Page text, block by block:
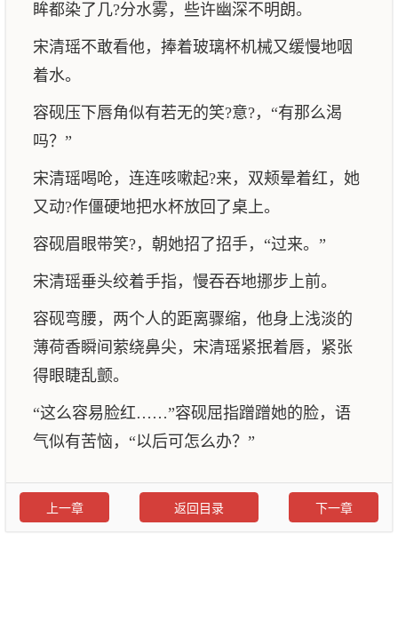
眸都染了几?分水雾，些许幽深不明朗。
宋清瑶不敢看他，捧着玻璃杯机械又缓慢地咽
着水。
容砚压下唇角似有若无的笑?意?，“有那么渴
吗？”
宋清瑶喝呛，连连咳嗽起?来，双颊晕着红，她
又动?作僵硬地把水杯放回了桌上。
容砚眉眼带笑?，朝她招了招手，“过来。”
宋清瑶垂头绞着手指，慢吞吞地挪步上前。
容砚弯腰，两个人的距离骤缩，他身上浅淡的
薄荷香瞬间萦绕鼻尖，宋清瑶紧抿着唇，紧张
得眼睫乱颤。
“这么容易脸红……”容砚屈指蹭蹭她的脸，语
气似有苦恼，“以后可怎么办？”
上一章 返回目录 下一章